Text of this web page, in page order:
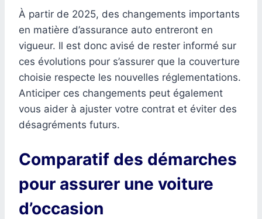
À partir de 2025, des changements importants
en matière d’assurance auto entreront en
vigueur. Il est donc avisé de rester informé sur
ces évolutions pour s’assurer que la couverture
choisie respecte les nouvelles réglementations.
Anticiper ces changements peut également
vous aider à ajuster votre contrat et éviter des
désagréments futurs.
Comparatif des démarches
pour assurer une voiture
d’occasion